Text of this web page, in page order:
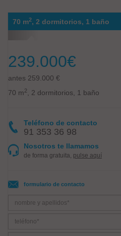
70 m2, 2 dormitorios, 1 baño
239.000€
antes 259.000 €
70 m2 , 2 dormitorios, 1 baño
Teléfono de contacto
91 353 36 98
Nosotros te llamamos
de forma gratuita, pulse aquí
formulario de contacto